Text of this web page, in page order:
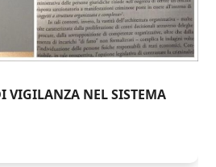
VIGILANZA NEL SISTEMA